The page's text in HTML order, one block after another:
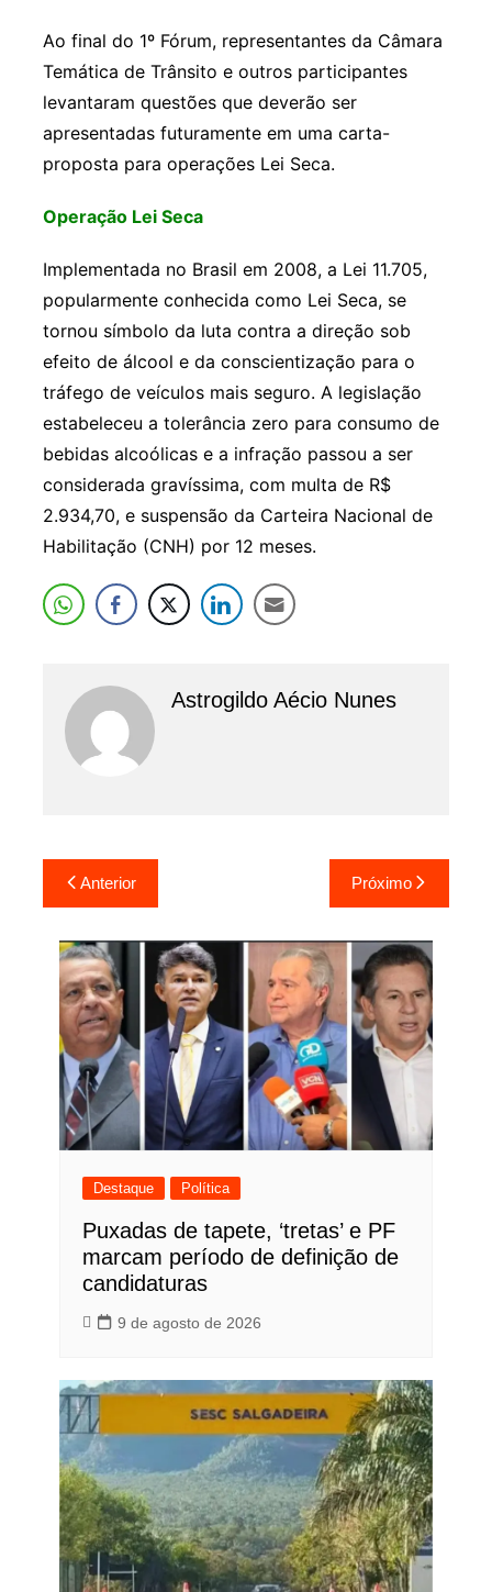
Ao final do 1º Fórum, representantes da Câmara
Temática de Trânsito e outros participantes
levantaram questões que deverão ser
apresentadas futuramente em uma carta-
proposta para operações Lei Seca.
Operação Lei Seca
Implementada no Brasil em 2008, a Lei 11.705,
popularmente conhecida como Lei Seca, se
tornou símbolo da luta contra a direção sob
efeito de álcool e da conscientização para o
tráfego de veículos mais seguro. A legislação
estabeleceu a tolerância zero para consumo de
bebidas alcoólicas e a infração passou a ser
considerada gravíssima, com multa de R$
2.934,70, e suspensão da Carteira Nacional de
Habilitação (CNH) por 12 meses.
Astrogildo Aécio Nunes
Navegação
de
Post
Anterior Próximo
Destaque Política
Puxadas de tapete, ‘tretas’ e PF
marcam período de definição de
candidaturas
9 de agosto de 2026